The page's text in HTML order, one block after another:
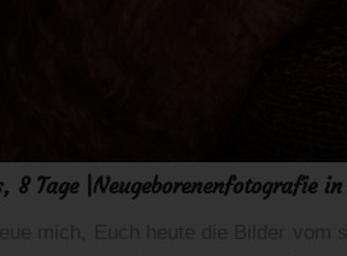
8 Tage |Neugeborenenfotografie